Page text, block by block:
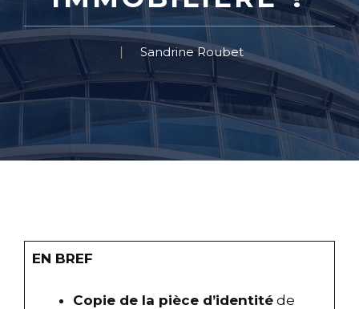
Sandrine Roubet
EN BREF
Copie de la pièce d’identitéde